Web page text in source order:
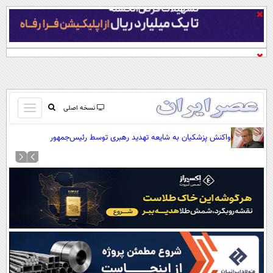
نسخه اصلی
باز
و
کردن
صفحه اول
آرشیو
نظرسنجی
آب و هوا
اوقات شرعی
سواد زندگی
واکنش پزشکیان به شایعه تهدید رهبری توسط رئیس‌جمهور